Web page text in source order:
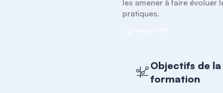
les amener à faire évoluer
pratiques.
Objectifs de la
formation